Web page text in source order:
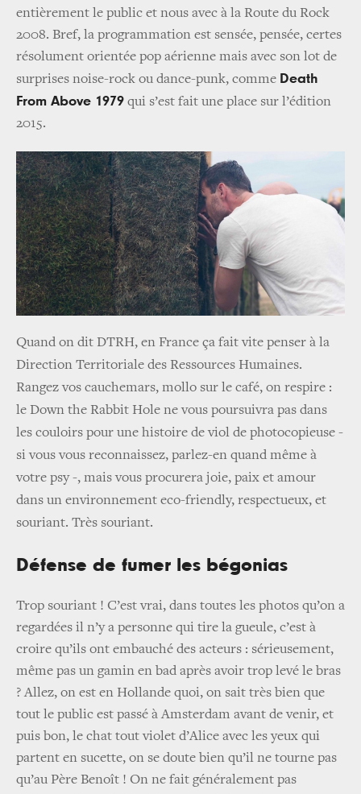
entièrement le public et nous avec à la Route du Rock
2008. Bref, la programmation est sensée, pensée, certes
résolument orientée pop aérienne mais avec son lot de
surprises noise-rock ou dance-punk, comme Death
From Above 1979 qui s’est fait une place sur l’édition
2015.
Quand on dit DTRH, en France ça fait vite penser à la
Direction Territoriale des Ressources Humaines.
Rangez vos cauchemars, mollo sur le café, on respire :
le Down the Rabbit Hole ne vous poursuivra pas dans
les couloirs pour une histoire de viol de photocopieuse -
si vous vous reconnaissez, parlez-en quand même à
votre psy -, mais vous procurera joie, paix et amour
dans un environnement eco-friendly, respectueux, et
souriant. Très souriant.
Défense de fumer les bégonias
Trop souriant ! C’est vrai, dans toutes les photos qu’on a
regardées il n’y a personne qui tire la gueule, c’est à
croire qu’ils ont embauché des acteurs : sérieusement,
même pas un gamin en bad après avoir trop levé le bras
? Allez, on est en Hollande quoi, on sait très bien que
tout le public est passé à Amsterdam avant de venir, et
puis bon, le chat tout violet d’Alice avec les yeux qui
partent en sucette, on se doute bien qu’il ne tourne pas
qu’au Père Benoît ! On ne fait généralement pas